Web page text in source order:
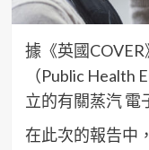
據《英國
（Public Health
立的有關蒸汽 電
在此次的報告中